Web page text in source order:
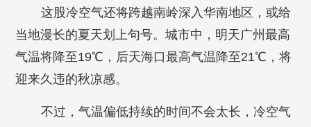
这股冷空气还将跨越南岭深入华南地区，或给
当地漫长的夏天划上句号。城市中，明天广州最高
气温将降至19℃，后天海口最高气温降至21℃，将
迎来久违的秋凉感。
不过，气温偏低持续的时间不会太长，冷空气